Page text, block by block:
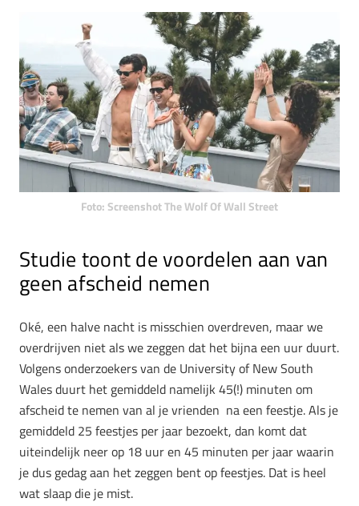
Foto: Screenshot The Wolf Of Wall Street
Studie toont de voordelen aan van
geen afscheid nemen
Oké, een halve nacht is misschien overdreven, maar we
overdrijven niet als we zeggen dat het bijna een uur duurt.
Volgens onderzoekers van de University of New South
Wales duurt het gemiddeld namelijk 45(!) minuten om
afscheid te nemen van al je vrienden na een feestje. Als je
gemiddeld 25 feestjes per jaar bezoekt, dan komt dat
uiteindelijk neer op 18 uur en 45 minuten per jaar waarin
je dus gedag aan het zeggen bent op feestjes. Dat is heel
wat slaap die je mist.